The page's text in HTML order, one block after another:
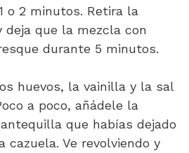
o 2 minutos. Retira la
deja que la mezcla con
durante 5 minutos.
huevos, la vainilla y la sal
a poco, añádele la
que habías dejado
cazuela. Ve revolviendo y